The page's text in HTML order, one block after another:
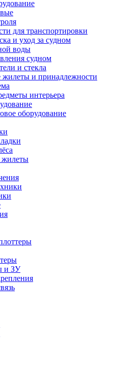
для транспортировки
и уход за судном
воды
судном
и стекла
жилеты и принадлежности
интерьера
оборудование
жилеты
и ЗУ